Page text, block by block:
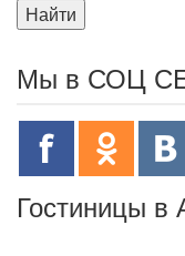
Найти
Мы в СОЦ
Гостиницы в